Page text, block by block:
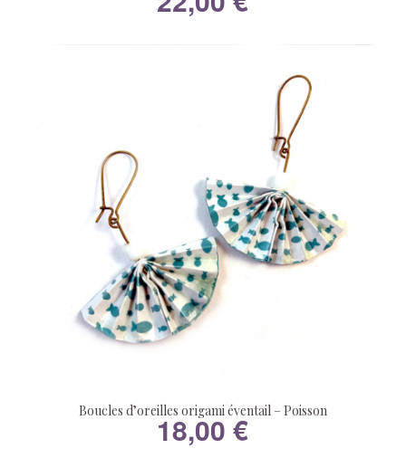
Boucles d’oreilles origami éventail – Poisson
18,00€